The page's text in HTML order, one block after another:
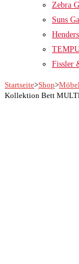
Zebra
Suns
Fissler
Startseite>Shop>
Kollektion Bett